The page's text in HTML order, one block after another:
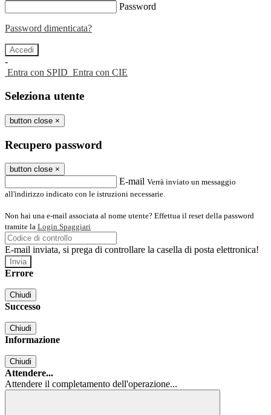
Password
Password dimenticata?
-
Entra con SPID Entra con CIE
Seleziona utente
button close ×
Recupero password
button close ×
E-mail Verrà inviato un messaggio
all'indirizzo indicato con le istruzioni necessarie.
Non hai una e-mail associata al nome utente? Effettua il reset della password
tramite la Login Spaggiari
E-mail inviata, si prega di controllare la casella di posta elettronica!
Errore
Chiudi
Successo
Chiudi
Informazione
Chiudi
Attendere...
Attendere il completamento dell'operazione...